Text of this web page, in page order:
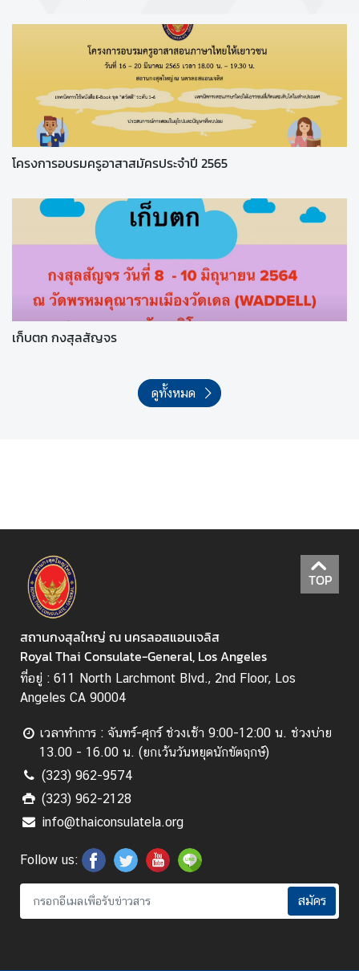
โครงการอบรมครูอาสาสมัครประจำปี 2565
เก็บตก กงสุลสัญจร
ดูทั้งหมด
TOP
สถานกงสุลใหญ่ ณ นครลอสแอนเจลิส
Royal Thai Consulate-General, Los Angeles
ที่อยู่ : 611 North Larchmont Blvd., 2nd Floor, Los
Angeles CA 90004
เวลาทำการ : จันทร์-ศุกร์ ช่วงเช้า 9:00-12:00 น. ช่วงบ่าย
13.00 - 16.00 น. (ยกเว้นวันหยุดนักขัตฤกษ์)
(323) 962-9574
(323) 962-2128
info@thaiconsulatela.org
Follow us:
สมัคร